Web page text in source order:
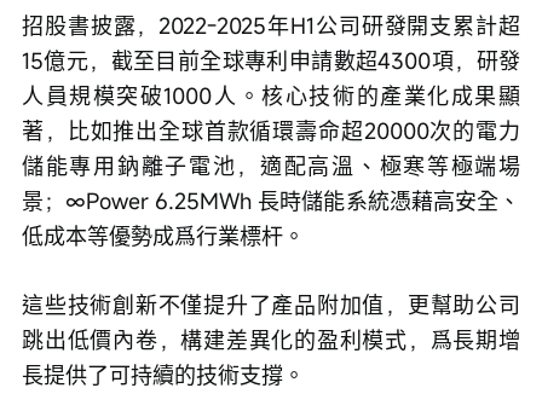
招股書披露，2022-2025年H1公司研發開支累計超
15億元，截至目前全球專利申請數超4300項，研發
人員規模突破1000人。核心技術的產業化成果顯
著，比如推出全球首款循環壽命超20000次的電力
儲能專用鈉離子電池，適配高溫、極寒等極端場
景；∞Power 6.25MWh 長時儲能系統憑藉高安全、
低成本等優勢成爲行業標杆。
這些技術創新不僅提升了產品附加值，更幫助公司
跳出低價內卷，構建差異化的盈利模式，爲長期增
長提供了可持續的技術支撐。